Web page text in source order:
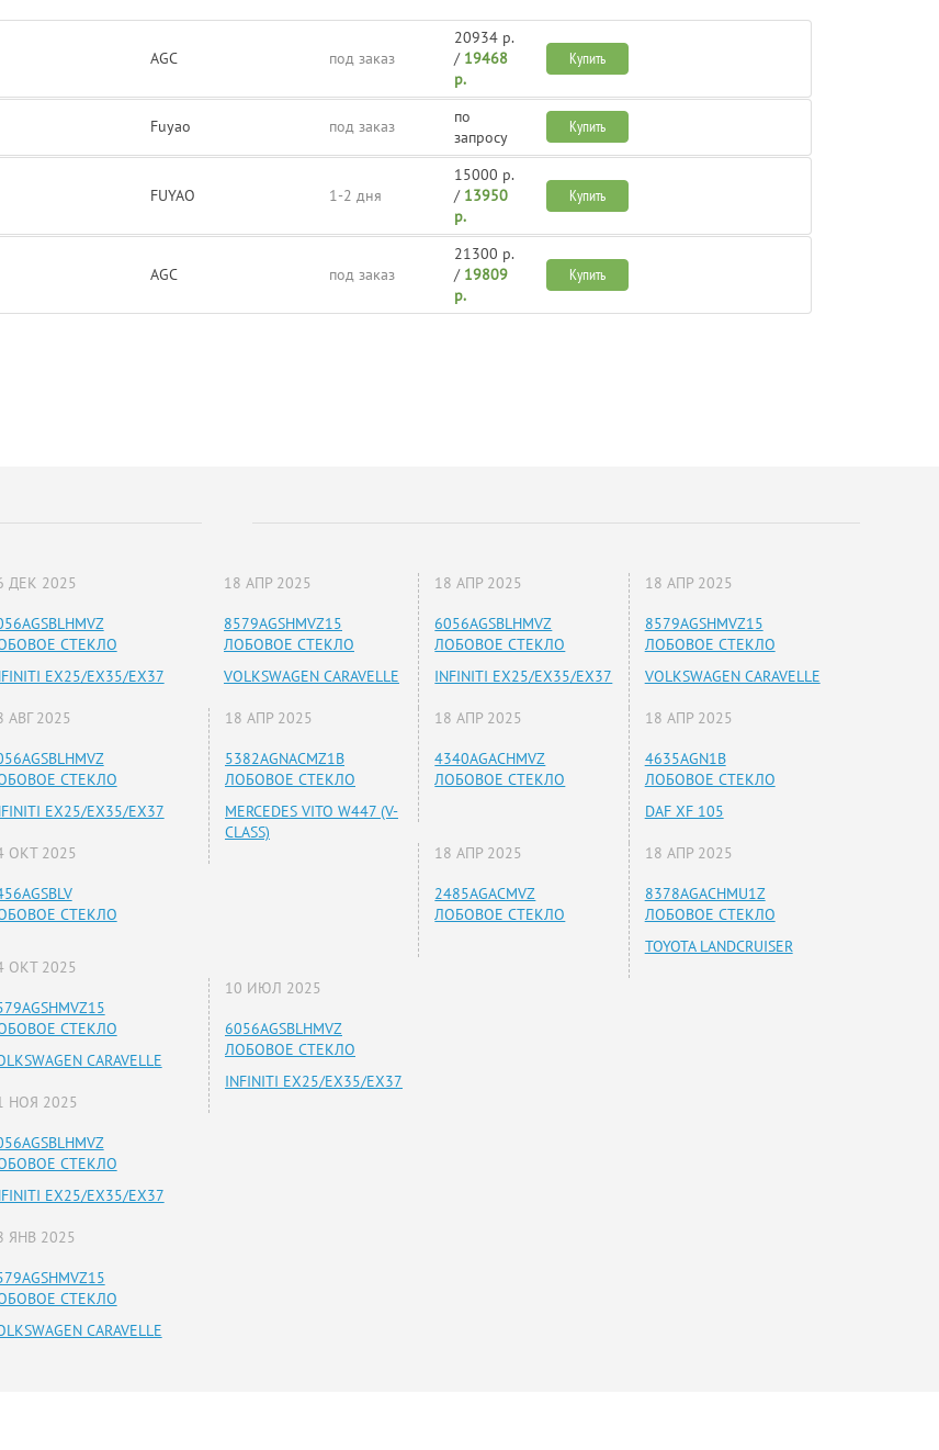
AGC под заказ
20934 р.
/ 19468
р.
Купить
Fuyao под заказ
по
запросу
Купить
FUYAO 1-2 дня
15000 р.
/ 13950
р.
Купить
AGC под заказ
21300 р.
/ 19809
р.
Купить
ДЕК 2025
СТЕКЛО
EX25/EX35/EX37
АВГ 2025
СТЕКЛО
EX25/EX35/EX37
ОКТ 2025
СТЕКЛО
ОКТ 2025
СТЕКЛО
CARAVELLE
НОЯ 2025
СТЕКЛО
EX25/EX35/EX37
ЯНВ 2025
СТЕКЛО
CARAVELLE
18 АПР 2025
8579AGSHMVZ15
ЛОБОВОЕ СТЕКЛО
VOLKSWAGEN CARAVELLE
18 АПР 2025
6056AGSBLHMVZ
ЛОБОВОЕ СТЕКЛО
INFINITI EX25/EX35/EX37
18 АПР 2025
8579AGSHMVZ15
ЛОБОВОЕ СТЕКЛО
VOLKSWAGEN CARAVELLE
18 АПР 2025
5382AGNACMZ1B
ЛОБОВОЕ СТЕКЛО
MERCEDES VITO W447 (V-
CLASS)
18 АПР 2025
4340AGACHMVZ
ЛОБОВОЕ СТЕКЛО
18 АПР 2025
4635AGN1B
ЛОБОВОЕ СТЕКЛО
DAF XF 105
18 АПР 2025
2485AGACMVZ
ЛОБОВОЕ СТЕКЛО
18 АПР 2025
8378AGACHMU1Z
ЛОБОВОЕ СТЕКЛО
TOYOTA LANDCRUISER
10 ИЮЛ 2025
6056AGSBLHMVZ
ЛОБОВОЕ СТЕКЛО
INFINITI EX25/EX35/EX37